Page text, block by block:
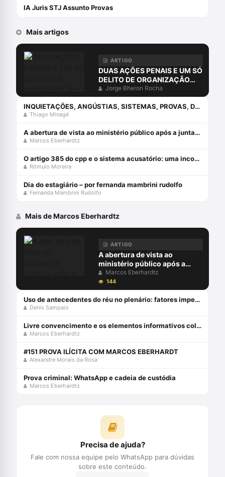
IA Juris STJ Assunto Provas
Mais artigos
ARTIGO
DUAS AÇÕES PENAIS E UM SÓ
DELITO DE ORGANIZAÇÃO
CRIMINOSA?
Jorge Bheron Rocha
INQUIETAÇÕES, ANGÚSTIAS, SISTEMAS, PROVAS, DIREITO E O ERRO DA COMPREENSÃO JURÍDICA ESTUDANDO APENAS O DIREITO.
Thiago Minagé
A abertura de vista ao ministério público após a juntada da resposta à acusação
Marcos Eberhardtz
O artigo 385 do cpp e o sistema acusatório: uma incompatiblidade com a constituição federal
Rômulo Moreira
Dia do estagiário – por fernanda mambrini rudolfo
Fernanda Mambrini Rudolfo
Mais de Marcos Eberhardtz
ARTIGO
A abertura de vista ao
ministério público após a
juntada da resposta à
acusação
Marcos Eberhardtz
144
Uso de antecedentes do réu no plenário: fatores impeditivos
Denis Sampaio
Livre convencimento e os elementos informativos colhidos na investigação
Marcos Eberhardtz
#151 PROVA ILÍCITA COM MARCOS EBERHARDT
Alexandre Morais da Rosa
Prova criminal: WhatsApp e cadeia de custódia
Marcos Eberhardtz
Precisa de ajuda?
Fale com nossa equipe pelo WhatsApp para dúvidas
sobre este conteúdo.